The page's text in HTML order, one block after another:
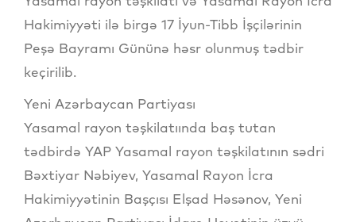
Hakimiyyəti ilə birgə 17 İyun-Tibb İşçilərinin
Peşə Bayramı Gününə həsr olunmuş tədbir
keçirilib.
Yeni Azərbaycan Partiyası
Yasamal rayon təşkilatıında baş tutan
tədbirdə YAP Yasamal rayon təşkilatının sədri
Bəxtiyar Nəbiyev, Yasamal Rayon İcra
Hakimiyyətinin Başçısı Elşad Həsənov, Yeni